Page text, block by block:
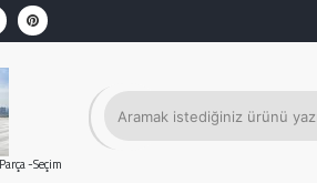
-Seçim